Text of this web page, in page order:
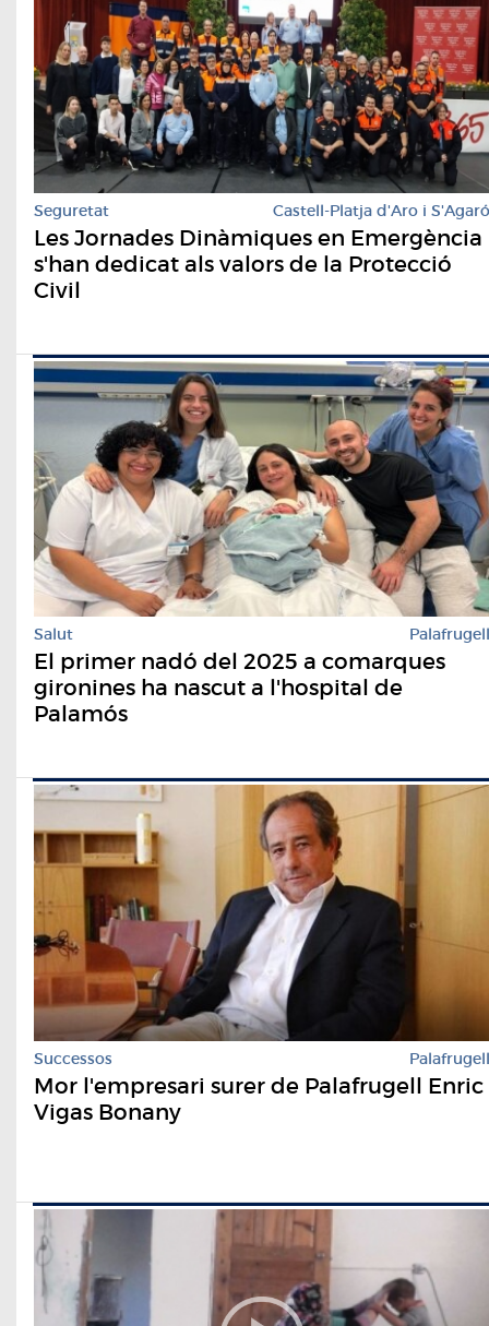
Seguretat Castell-Platja d'Aro i S'Agaró
Les Jornades Dinàmiques en Emergència
s'han dedicat als valors de la Protecció
Civil
Salut Palafrugell
El primer nadó del 2025 a comarques
gironines ha nascut a l'hospital de
Palamós
Successos Palafrugell
Mor l'empresari surer de Palafrugell Enric
Vigas Bonany